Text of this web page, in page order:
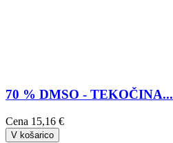
70 % DMSO - TEKOČINA...
Cena 15,16 €
V košarico